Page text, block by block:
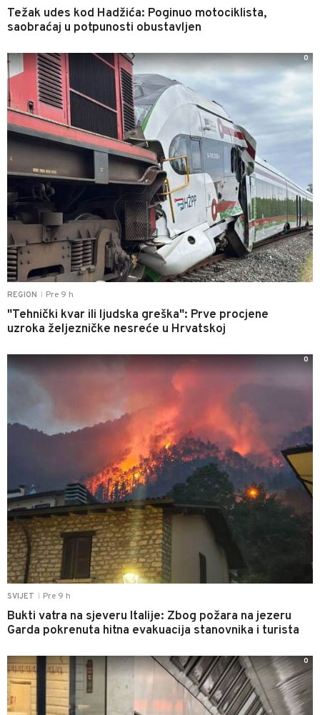
Težak udes kod Hadžića: Poginuo motociklista,
saobraćaj u potpunosti obustavljen
REGION Pre 9 h
"Tehnički kvar ili ljudska greška": Prve procjene
uzroka željezničke nesreće u Hrvatskoj
0
SVIJET Pre 9 h
Bukti vatra na sjeveru Italije: Zbog požara na jezeru
Garda pokrenuta hitna evakuacija stanovnika i turista
0
0